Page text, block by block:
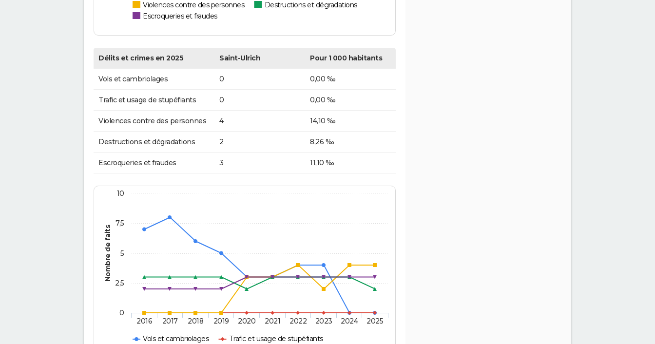
Violences contre des personnes
Destructions et dégradations
Escroqueries et fraudes
Délits et crimes en 2025 Saint-Ulrich Pour 1 000 habitants
Vols et cambriolages 0 0,00 ‰
Trafic et usage de stupéfiants 0 0,00 ‰
Violences contre des personnes 4 14,10 ‰
Destructions et dégradations 2 8,26 ‰
Escroqueries et fraudes 3 11,10 ‰
Nombre de faits
Vols et cambriolages
Trafic et usage de stupéfiants
2016 2017 2018 2019 2020 2021 2022 2023 2024 2025
0
2,5
5
7,5
10